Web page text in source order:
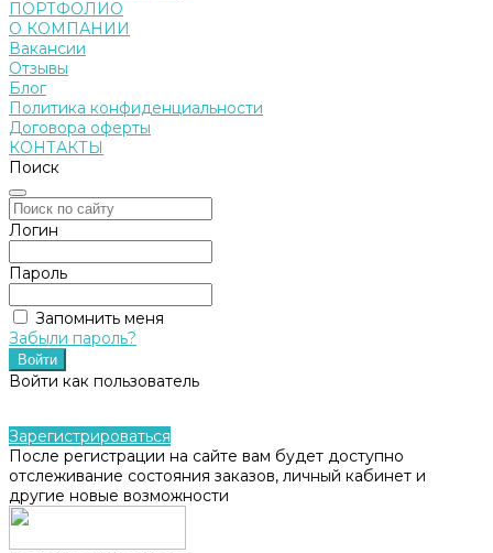
ПОРТФОЛИО
О КОМПАНИИ
Вакансии
Отзывы
Блог
Политика конфиденциальности
Договора оферты
КОНТАКТЫ
Поиск
Логин
Пароль
Запомнить меня
Забыли пароль?
Войти как пользователь
Зарегистрироваться
После регистрации на сайте вам будет доступно
отслеживание состояния заказов, личный кабинет и
другие новые возможности